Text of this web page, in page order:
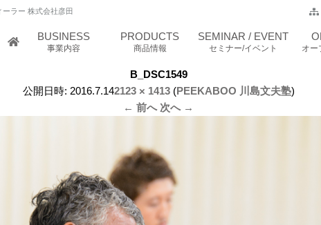
ラー 株式会社彦田
BUSINESS
事業内容
PRODUCTS
商品情報
SEMINAR / EVENT
セミナー/イベント オー
B_DSC1549
公開日時: 2016.7.142123 × 1413(PEEKABOO 川島文夫塾)
← 前へ 次へ →